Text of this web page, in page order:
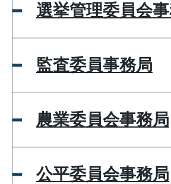
選挙管理委員会
監査委員事務局
農業委員会事務局
公平委員会事務局